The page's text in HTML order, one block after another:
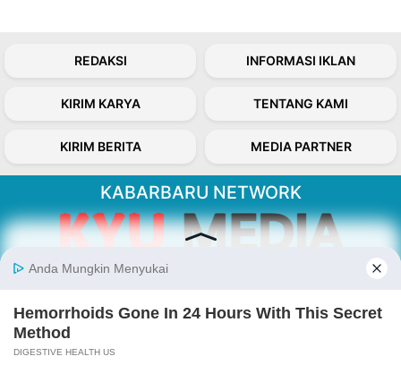
REDAKSI INFORMASI IKLAN
KIRIM KARYA TENTANG KAMI
KIRIM BERITA MEDIA PARTNER
KABARBARU NETWORK